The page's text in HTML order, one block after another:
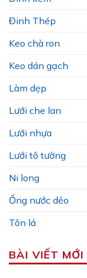
Đinh Thép
Keo chà ron
Keo dán gạch
Làm dẹp
Lưới che lan
Lưới nhựa
Lưới tô tường
Ni long
Ống nước dẻo
Tôn lá
BÀI VIẾT MỚI